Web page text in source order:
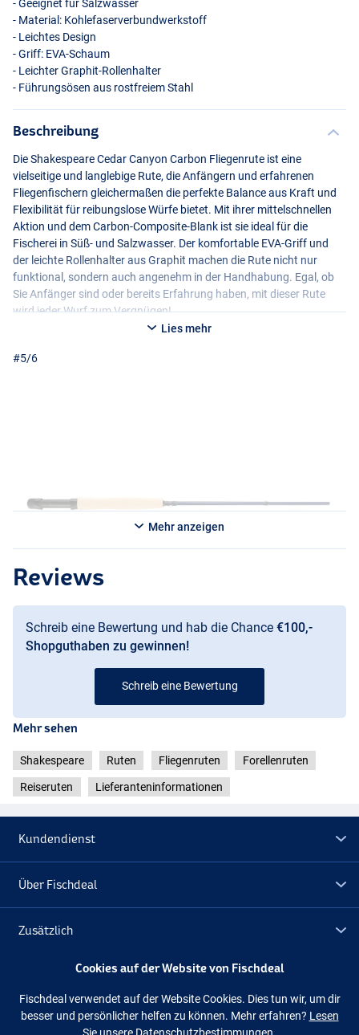
#5/6
- Geeignet für Salzwasser
- Material: Kohlefaserverbundwerkstoff
- Leichtes Design
- Griff: EVA-Schaum
- Leichter Graphit-Rollenhalter
- Führungsösen aus rostfreiem Stahl
Beschreibung
Die Shakespeare Cedar Canyon Carbon Fliegenrute ist eine
vielseitige und langlebige Rute, die Anfängern und erfahrenen
Fliegenfischern gleichermaßen die perfekte Balance aus Kraft und
Flexibilität für reibungslose Würfe bietet. Mit ihrer mittelschnellen
Aktion und dem Carbon-Composite-Blank ist sie ideal für die
Fischerei in Süß- und Salzwasser. Der komfortable EVA-Griff und
der leichte Rollenhalter aus Graphit machen die Rute nicht nur
funktional, sondern auch angenehm in der Handhabung. Egal, ob
Sie Anfänger sind oder bereits Erfahrung haben, mit dieser Rute
wird jeder Wurf zum Vergnügen!
Lies mehr
#5/6
#7/8
Mehr anzeigen
Reviews
Schreib eine Bewertung und hab die Chance €100,-
Shopguthaben zu gewinnen!
Schreib eine Bewertung
Mehr sehen
Shakespeare Ruten Fliegenruten Forellenruten
Reiseruten Lieferanteninformationen
Kundendienst
Über Fischdeal
Zusätzlich
Lagerräumung
Facebook
Cookies auf der Website von Fischdeal
Fischdeal verwendet auf der Website Cookies. Dies tun wir, um dir
besser und persönlicher helfen zu können. Mehr erfahren? Lesen